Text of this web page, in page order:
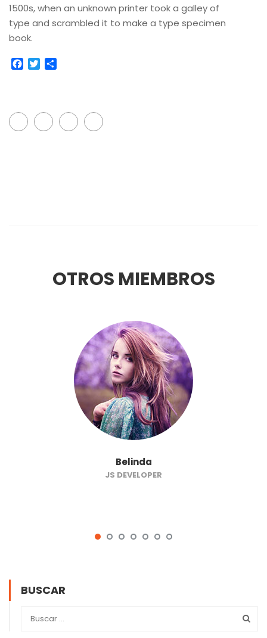
1500s, when an unknown printer took a galley of
type and scrambled it to make a type specimen
book.
Facebook
Twitter
OTROS MIEMBROS
Belinda
JS DEVELOPER
BUSCAR